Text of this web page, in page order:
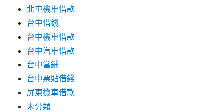
北屯機車借款
台中借錢
台中機車借款
台中汽車借款
台中當鋪
台中票貼借錢
屏東機車借款
未分類